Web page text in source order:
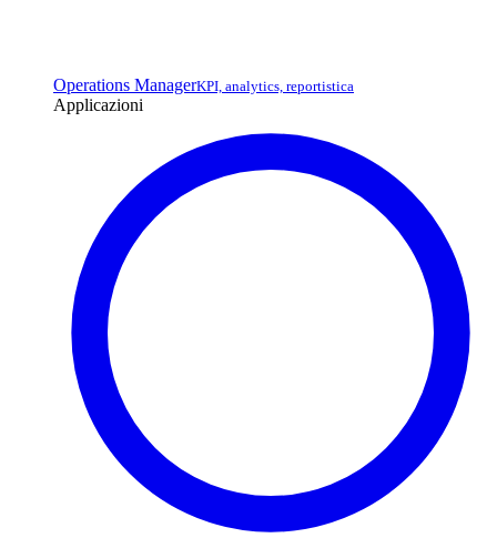
Operations ManagerKPI, analytics, reportistica
Applicazioni